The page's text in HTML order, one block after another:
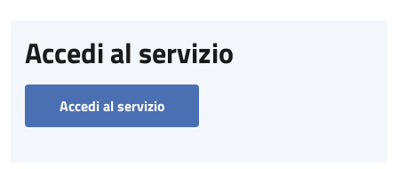
Accedi al servizio
Accedi al servizio